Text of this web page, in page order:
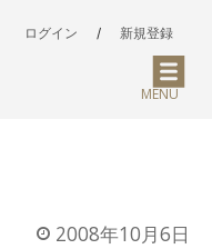
ログイン / 新規登録
MENU
2008年10月6日